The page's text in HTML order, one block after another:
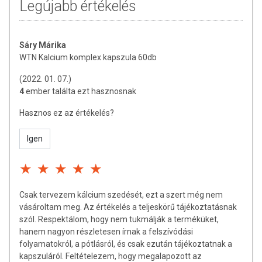
A szervezet kalciumszükségletét ideális esetben táplálékokkal kellene
ha valamilyen okból (bizonyos táplálkozási irányzatok, élettani
eltérések, krónikus betegségek, táplálékallergiák, intoleranciák stb.)
nem tudjuk biztosítani a bevitelét.
Kíváncsi, melyek a magas kalciumtartalmú ételek és italok a
Zabpehely, rostdús gabonafélék
Fontos megjegyezni, hogy az egyes ételek kalciumtartalma nem
jelenti automatikusan azt, hogy az a mennyiség valóban fel is szívódik
a bélrendszeren keresztül.
A FELSZÍVÓDÁST GÁTLÓ TÉNYEZŐK
TÖBB CSOPORTRA OSZTHATÓK:
Legújabb értékelés
Sáry Márika
WTN Kalcium komplex kapszula 60db
(2022. 01. 07.)
4ember találta ezt hasznosnak
Hasznos ez az értékelés?
Igen
Csak tervezem kálcium szedését, ezt a szert még nem
vásároltam meg. Az értékelés a teljeskörű tájékoztatásnak
szól. Respektálom, hogy nem tukmálják a terméküket,
hanem nagyon részletesen írnak a felszívódási
folyamatokról, a pótlásról, és csak ezután tájékoztatnak a
kapszuláról. Feltételezem, hogy megalapozott az